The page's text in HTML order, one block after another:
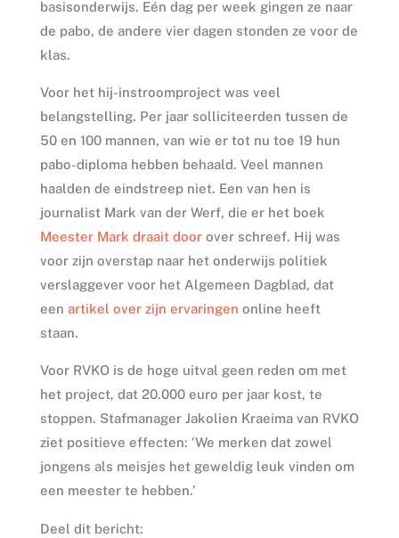
basisonderwijs. Eén dag per week gingen ze naar
de pabo, de andere vier dagen stonden ze voor de
klas.
Voor het hij-instroomproject was veel
belangstelling. Per jaar solliciteerden tussen de
50 en 100 mannen, van wie er tot nu toe 19 hun
pabo-diploma hebben behaald. Veel mannen
haalden de eindstreep niet. Een van hen is
journalist Mark van der Werf, die er het boek
Meester Mark draait doorover schreef. Hij was
voor zijn overstap naar het onderwijs politiek
verslaggever voor het Algemeen Dagblad, dat
een artikel over zijn ervaringen online heeft
staan.
Voor RVKO is de hoge uitval geen reden om met
het project, dat 20.000 euro per jaar kost, te
stoppen. Stafmanager Jakolien Kraeima van RVKO
ziet positieve effecten: ‘We merken dat zowel
jongens als meisjes het geweldig leuk vinden om
een meester te hebben.’
Deel dit bericht: